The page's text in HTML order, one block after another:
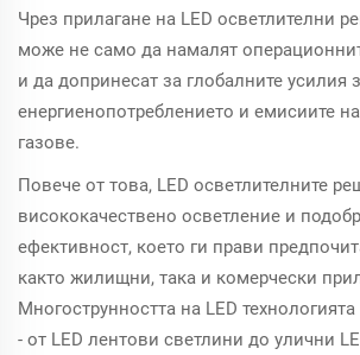
Чрез прилагане на LED осветлителни
може не само да намалят
и да допринесат за глобалните усилия
енергиенопотреблението и емисиите
газове.
Повече от това, LED осветлителните
висококачествено осветление и
ефективност, което ги прави
както жилищни, така и комерчески
Многострунността на LED
- от LED лентови светлини до улични